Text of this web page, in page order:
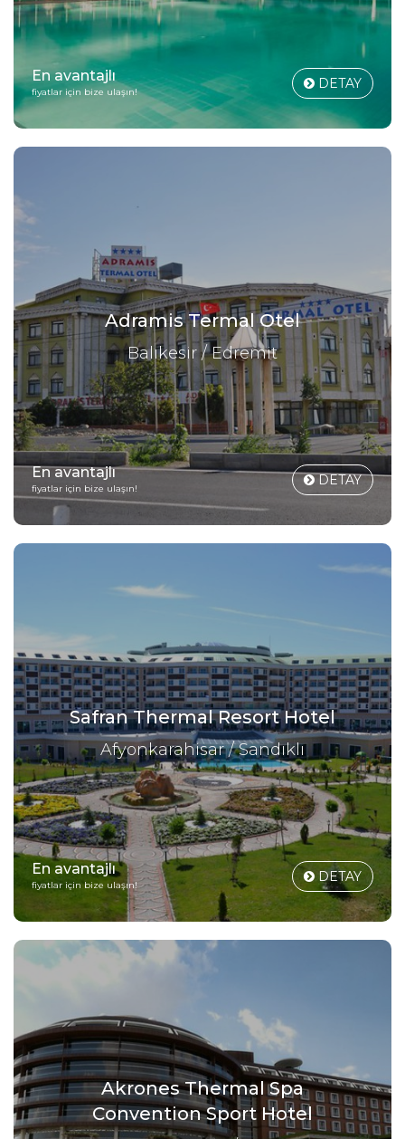
En avantajlı
fiyatlar için bize ulaşın!
DETAY
Adramis Termal Otel
Balıkesir / Edremit
En avantajlı
fiyatlar için bize ulaşın!
DETAY
Safran Thermal Resort Hotel
Afyonkarahisar / Sandıklı
En avantajlı
fiyatlar için bize ulaşın!
DETAY
Akrones Thermal Spa
Convention Sport Hotel